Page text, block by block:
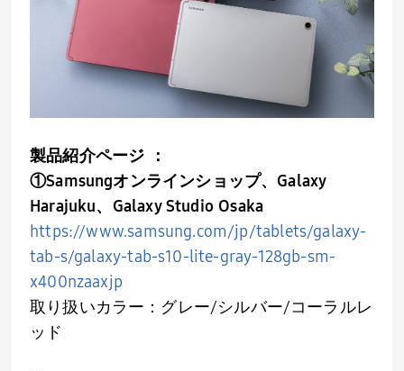
製品紹介ページ ：
①Samsungオンラインショップ、Galaxy
Harajuku、Galaxy Studio Osaka
https://www.samsung.com/jp/tablets/galaxy-
tab-s/galaxy-tab-s10-lite-gray-128gb-sm-
x400nzaaxjp
取り扱いカラー：グレー/シルバー/コーラルレ
ッド